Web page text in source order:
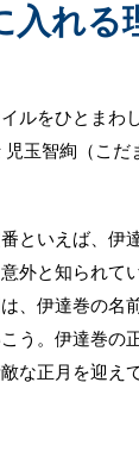
入れる
ルをひとまわ
玉智絢（こだ
といえば、伊
外と知られて
、伊達巻の名
う。伊達巻の
な正月を迎え